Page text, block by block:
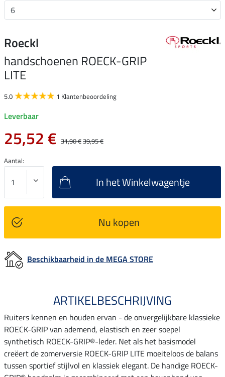
Roeckl
handschoenen ROECK-GRIP
LITE
5.0 1 Klantenbeoordeling
Leverbaar
25,52 € 31,90 €39,95 €
Aantal:
In het Winkelwagentje
Nu kopen
Beschikbaarheid in de MEGA STORE
ARTIKELBESCHRIJVING
Ruiters kennen en houden ervan - de onvergelijkbare klassieke
ROECK-GRIP van ademend, elastisch en zeer soepel
synthetisch ROECK-GRIP®-leder. Net als het basismodel
creëert de zomerversie ROECK-GRIP LITE moeiteloos de balans
tussen sportief stijlvol en klassiek elegant. De handige ROECK-